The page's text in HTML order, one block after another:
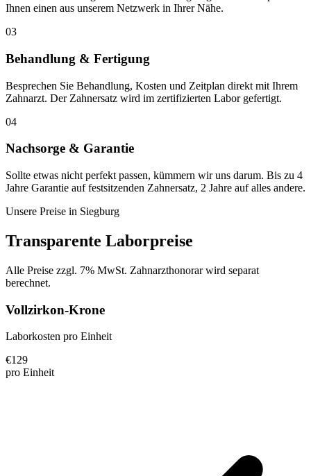
Ihnen einen aus unserem Netzwerk in Ihrer Nähe.
03
Behandlung & Fertigung
Besprechen Sie Behandlung, Kosten und Zeitplan direkt mit Ihrem
Zahnarzt. Der Zahnersatz wird im zertifizierten Labor gefertigt.
04
Nachsorge & Garantie
Sollte etwas nicht perfekt passen, kümmern wir uns darum. Bis zu 4
Jahre Garantie auf festsitzenden Zahnersatz, 2 Jahre auf alles andere.
Unsere Preise in Siegburg
Transparente Laborpreise
Alle Preise zzgl. 7% MwSt. Zahnarzthonorar wird separat
berechnet.
Vollzirkon-Krone
Laborkosten pro Einheit
€129
pro Einheit